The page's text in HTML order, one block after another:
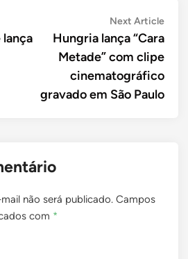
lança
Next ArticleNext
Hungria lança “Cara
Metade” com clipe
cinematográfico
gravado em São Paulo
não será publicado. Campos
com *